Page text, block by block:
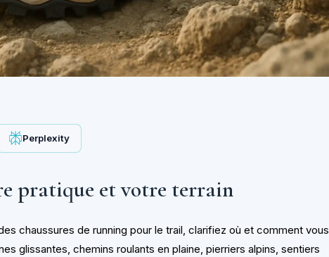
Perplexity
pratique et votre terrain
chaussures de running pour le trail, clarifiez où et comment vous
glissantes, chemins roulants en plaine, pierriers alpins, sentiers